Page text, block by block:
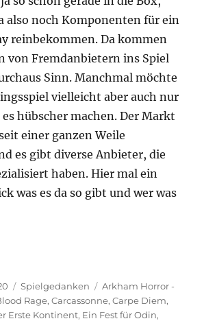
also noch Komponenten für ein
reinbekommen. Da kommen
von Fremdanbietern ins Spiel
Sinn. Manchmal möchte
vielleicht aber auch nur
hübscher machen. Der Markt
einer ganzen Weile
es gibt diverse Anbieter, die
haben. Hier mal ein
was es da so gibt und wer was
Kategorien
Spielgedanken Schlagwörter
Arkham Horror -
Rage,Carcassonne,Carpe Diem,
Erste Kontinent, Ein Fest für Odin,